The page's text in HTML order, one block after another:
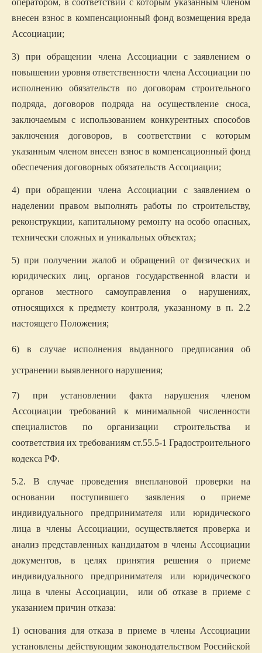
оператором, в соответствии с которым указанным членом
внесен взнос в компенсационный фонд возмещения вреда
Ассоциации;
3) при обращении члена Ассоциации с заявлением о
повышении уровня ответственности члена Ассоциации по
исполнению обязательств по договорам строительного
подряда, договоров подряда на осуществление сноса,
заключаемым с использованием конкурентных способов
заключения договоров, в соответствии с которым
указанным членом внесен взнос в компенсационный фонд
обеспечения договорных обязательств Ассоциации;
4) при обращении члена Ассоциации с заявлением о
наделении правом выполнять работы по строительству,
реконструкции, капитальному ремонту наособо опасных,
технически сложных и уникальных объектах;
5) при получении жалоб и обращений от физических и
юридических лиц, органов государственной власти и
органов местного самоуправления о нарушениях,
относящихся к предмету контроля, указанному в п. 2.2
настоящего Положения;
6) в случае исполнения выданного предписания об
устранении выявленного нарушения;
7)
при установлении факта нарушения членом
Ассоциации требований к минимальной численности
специалистов по организации строительства и
соответствия их требованиям ст.55.5-1 Градостроительного
кодекса РФ.
5.2. В случае проведения внеплановой проверки на
основании поступившего заявления о приеме
индивидуального предпринимателя или юридического
лица в члены Ассоциации, осуществляется проверка и
анализ представленных кандидатом в члены Ассоциации
документов, в целях принятия решения о приеме
индивидуального предпринимателя или юридического
лица в члены Ассоциации, или об отказе в приеме с
указанием причин отказа:
1) основания для отказа в приеме в члены Ассоциации
установлены действующим законодательством Российской